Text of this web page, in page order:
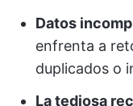
Datos
enfrenta a
duplicados o
La tediosa